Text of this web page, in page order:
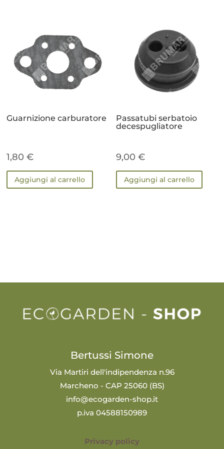
Guarnizione carburatore
1,80€
Aggiungi al carrello
Passatubi serbatoio
decespugliatore
9,00€
Aggiungi al carrello
Bertussi Simone
Via Martiri dell'indipendenza n.96
Marcheno - CAP 25060 (BS)
info@ecogarden-shop.it
p.iva 04588150989
Privacy policy